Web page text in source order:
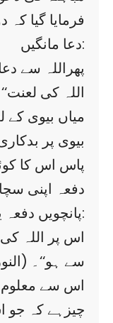
فرمایا گیا
دعا مانگیں:
اللہ کی
میاں بیوی
بیوی پر
پاس اس کا
دفعہ اپنی
پانچویں دفعہ یہ کہنا ہو گا:
سے ہو‘‘۔
اس سے
چیزہے کہ جو